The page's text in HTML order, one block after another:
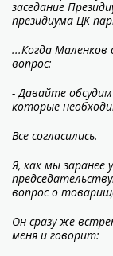
заседание
президиума ЦК
...Когда Маленков
вопрос:
- Давайте
которые
Все согласились.
Я, как мы заранее
вопрос о
Он сразу же
меня и говорит: